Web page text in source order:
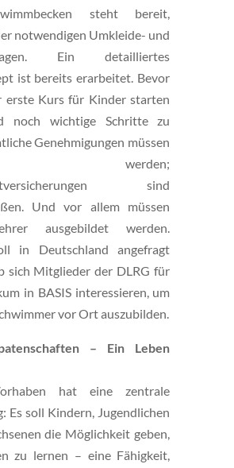
steht bereit,
notwendigen Umkleide- und
Ein detailliertes
ist bereits erarbeitet. Bevor
erste Kurs für Kinder starten
noch wichtige Schritte zu
Genehmigungen müssen
werden;
sind
Und vor allem müssen
ausgebildet werden.
in Deutschland angefragt
sich Mitglieder der DLRG für
in BASIS interessieren, um
vor Ort auszubilden.
– Ein Leben
hat eine zentrale
Es soll Kindern, Jugendlichen
die Möglichkeit geben,
zu lernen – eine Fähigkeit,